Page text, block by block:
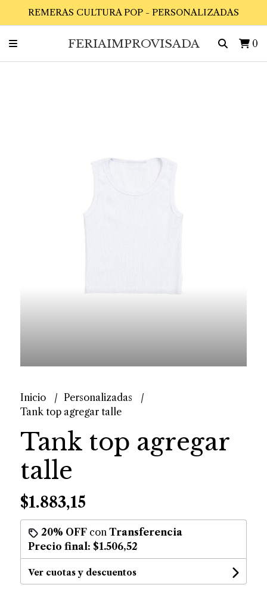
REMERAS CULTURA POP - PERSONALIZADAS
FERIAIMPROVISADA 0
Inicio
Personalizadas
Tank top agregar talle
Tank top agregar
talle
$1.883,15
20% OFFcon Transferencia
Precio final: $1.506,52
Ver cuotas y descuentos